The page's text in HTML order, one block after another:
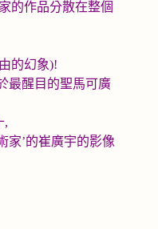
的作品分散在整個
的幻象)!
最醒目的聖馬可廣
,
家’的崔廣宇的影像